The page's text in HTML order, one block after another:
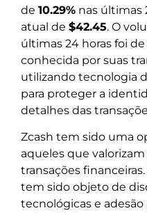
de 10.29% nas últimas
atual de $42.45. O
últimas 24 horas foi de
conhecida por suas
utilizando tecnologia
para proteger a
detalhes das
Zcash tem sido uma
aqueles que
transações
tem sido objeto de
tecnológicas e